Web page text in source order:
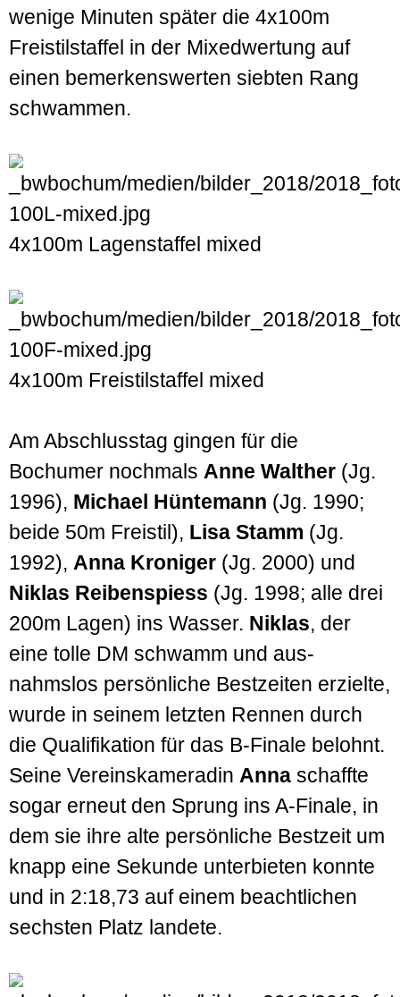
wenige Minuten später die 4x100m
Freistil­staffel in der Mixed­wertung auf
einen bemerkens­werten siebten Rang
schwammen.
4x100m Lagenstaffel mixed
4x100m Freistilstaffel mixed
Am Abschluss­tag gingen für die
Bochumer nochmals Anne Walther (Jg.
1996), Michael Hünte­mann (Jg. 1990;
beide 50m Freistil), Lisa Stamm (Jg.
1992), Anna Kroniger (Jg. 2000) und
Niklas Reiben­spiess (Jg. 1998; alle drei
200m Lagen) ins Wasser. Niklas, der
eine tolle DM schwamm und aus­
nahmslos persön­liche Best­zeiten erzielte,
wurde in seinem letzten Rennen durch
die Qualifikation für das B-Finale belohnt.
Seine Vereins­kameradin Anna schaffte
sogar erneut den Sprung ins A-Finale, in
dem sie ihre alte persön­liche Bestzeit um
knapp eine Sekunde unter­bieten konnte
und in 2:18,73 auf einem beacht­lichen
sechsten Platz landete.